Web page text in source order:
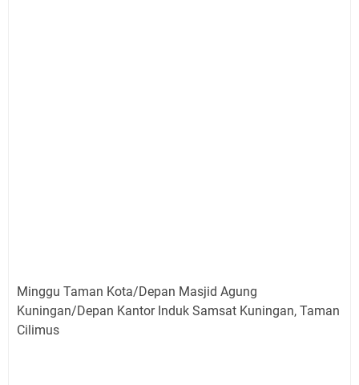
Minggu Taman Kota/Depan Masjid Agung
Kuningan/Depan Kantor Induk Samsat Kuningan, Taman
Cilimus